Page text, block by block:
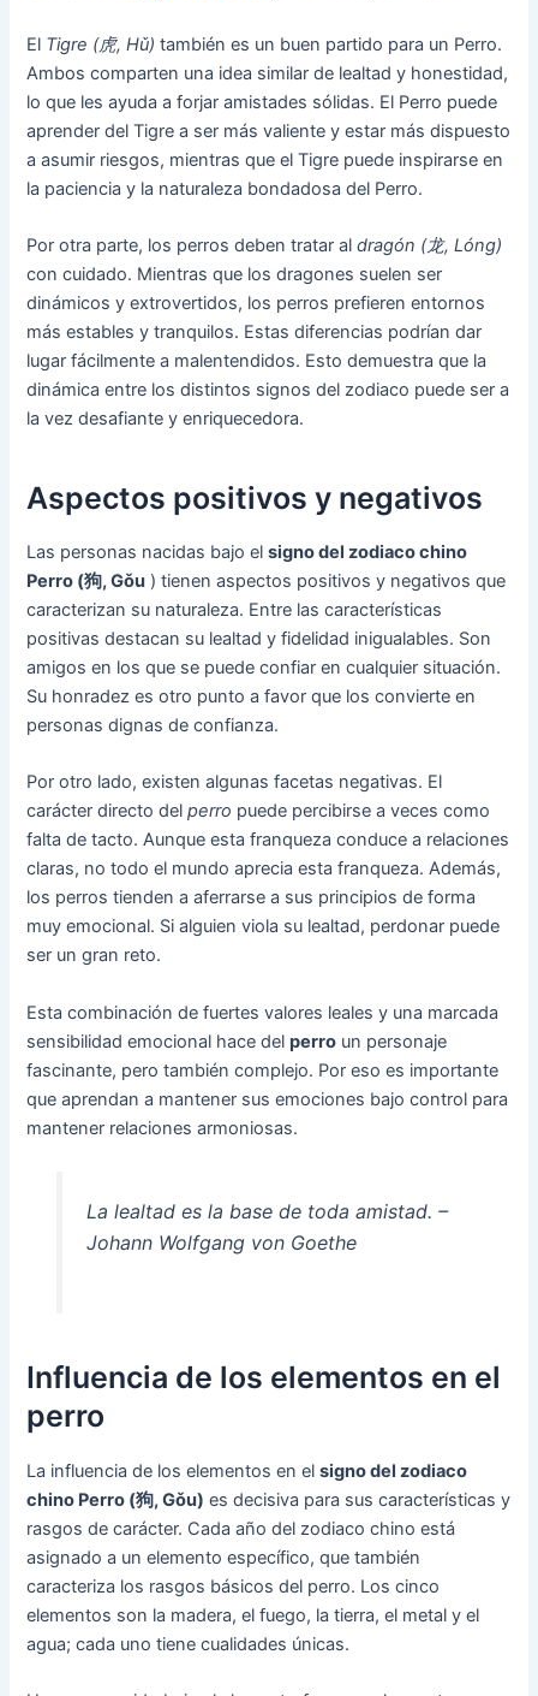
El Tigre (虎, Hǔ) también es un buen partido para un Perro.
Ambos comparten una idea similar de lealtad y honestidad,
lo que les ayuda a forjar amistades sólidas. El Perro puede
aprender del Tigre a ser más valiente y estar más dispuesto
a asumir riesgos, mientras que el Tigre puede inspirarse en
la paciencia y la naturaleza bondadosa del Perro.
Por otra parte, los perros deben tratar aldragón (龙, Lóng)
con cuidado. Mientras que los dragones suelen ser
dinámicos y extrovertidos, los perros prefieren entornos
más estables y tranquilos. Estas diferencias podrían dar
lugar fácilmente a malentendidos. Esto demuestra que la
dinámica entre los distintos signos del zodiaco puede ser a
la vez desafiante y enriquecedora.
Aspectos positivos y negativos
Las personas nacidas bajo elsigno del zodiaco chino
Perro (狗, Gǒu ) tienen aspectos positivos y negativos que
caracterizan su naturaleza. Entre las características
positivas destacan su lealtad y fidelidad inigualables. Son
amigos en los que se puede confiar en cualquier situación.
Su honradez es otro punto a favor que los convierte en
personas dignas de confianza.
Por otro lado, existen algunas facetas negativas. El
carácter directo delperro puede percibirse a veces como
falta de tacto. Aunque esta franqueza conduce a relaciones
claras, no todo el mundo aprecia esta franqueza. Además,
los perros tienden a aferrarse a sus principios de forma
muy emocional. Si alguien viola su lealtad, perdonar puede
ser un gran reto.
Esta combinación de fuertes valores leales y una marcada
sensibilidad emocional hace delperro un personaje
fascinante, pero también complejo. Por eso es importante
que aprendan a mantener sus emociones bajo control para
mantener relaciones armoniosas.
La lealtad es la base de toda amistad. –
Johann Wolfgang von Goethe
Influencia de los elementos en el
perro
La influencia de los elementos en elsigno del zodiaco
chino Perro (狗, Gǒu) es decisiva para sus características y
rasgos de carácter. Cada año del zodiaco chino está
asignado a un elemento específico, que también
caracteriza los rasgos básicos del perro. Los cinco
elementos son la madera, el fuego, la tierra, el metal y el
agua; cada uno tiene cualidades únicas.